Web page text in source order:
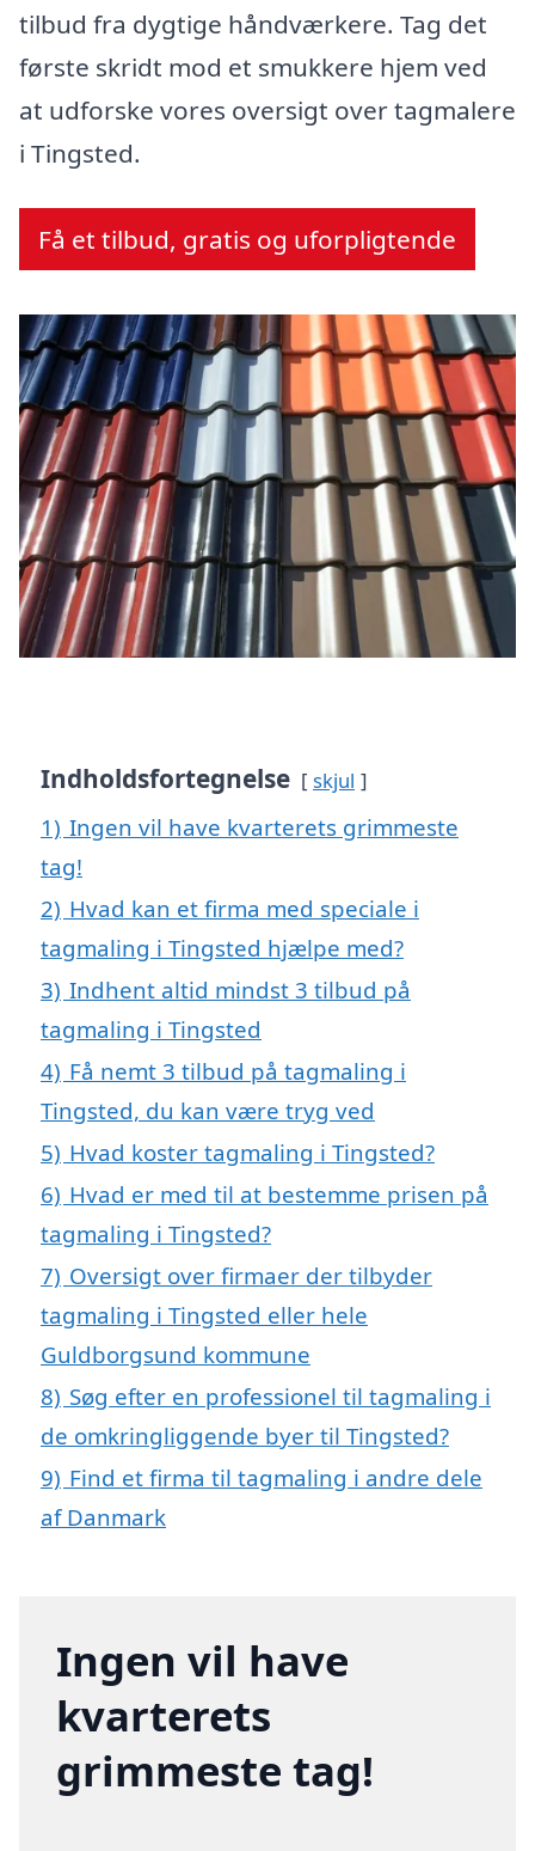
tilbud fra dygtige håndværkere. Tag det
første skridt mod et smukkere hjem ved
at udforske vores oversigt over tagmalere
i Tingsted.
Få et tilbud, gratis og uforpligtende
Indholdsfortegnelse skjul
1) Ingen vil have kvarterets grimmeste
tag!
2) Hvad kan et firma med speciale i
tagmaling i Tingsted hjælpe med?
3) Indhent altid mindst 3 tilbud på
tagmaling i Tingsted
4) Få nemt 3 tilbud på tagmaling i
Tingsted, du kan være tryg ved
5) Hvad koster tagmaling i Tingsted?
6) Hvad er med til at bestemme prisen på
tagmaling i Tingsted?
7) Oversigt over firmaer der tilbyder
tagmaling i Tingsted eller hele
Guldborgsund kommune
8) Søg efter en professionel til tagmaling i
de omkringliggende byer til Tingsted?
9) Find et firma til tagmaling i andre dele
af Danmark
Ingen vil have
kvarterets
grimmeste tag!